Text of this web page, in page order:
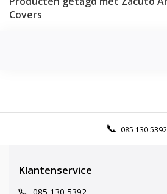
Covers
085 130 5392
Klantenservice